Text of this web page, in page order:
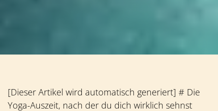
[Dieser Artikel wird automatisch generiert] # Die
Yoga-Auszeit, nach der du dich wirklich sehnst